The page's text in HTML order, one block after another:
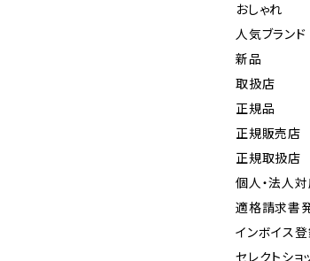
おしゃれ
人気ブランド
新品
取扱店
正規品
正規販売店
正規取扱店
個人・法人
適格請求書
インボイス
セレクトショ